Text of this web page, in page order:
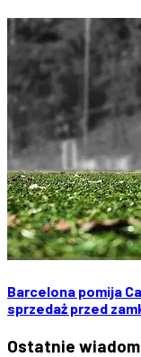
Barcelona pomija
sprzedaż przed
Ostatnie